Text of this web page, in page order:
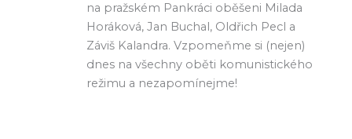
na pražském Pankráci oběšeni Milada
Horáková, Jan Buchal, Oldřich Pecl a
Záviš Kalandra. Vzpomeňme si (nejen)
dnes na všechny oběti komunistického
režimu a nezapomínejme!